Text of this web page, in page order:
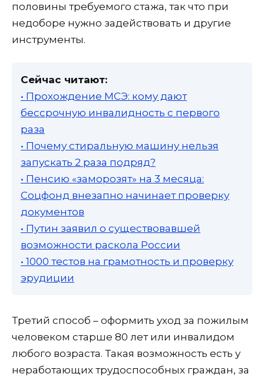
половины требуемого стажа, так что при
недоборе нужно задействовать и другие
инструменты.
Сейчас читают:
• Прохождение МСЭ: кому дают
бессрочную инвалидность с первого
раза
• Почему стиральную машину нельзя
запускать 2 раза подряд?
• Пенсию «заморозят» на 3 месяца:
Соцфонд внезапно начинает проверку
документов
• Путин заявил о существовавшей
возможности раскола России
• 1000 тестов на грамотность и проверку
эрудиции
Третий способ – оформить уход за пожилым
человеком старше 80 лет или инвалидом
любого возраста. Такая возможность есть у
неработающих трудоспособных граждан, за